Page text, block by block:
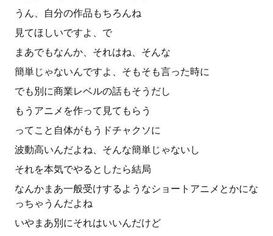
うん、自分の作品もちろんね
見てほしいですよ、で
まあでもなんか、それはね、そんな
簡単じゃないんですよ、そもそも言った時に
でも別に商業レベルの話もそうだし
もうアニメを作って見てもらう
ってこと自体がもうドチャクソに
波動高いんだよね、そんな簡単じゃないし
それを本気でやるとしたら結局
なんかまあ一般受けするようなショートアニメとかにな
っちゃうんだよね
いやまあ別にそれはいいんだけど